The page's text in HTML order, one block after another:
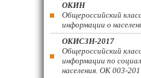
ОКИН
Общероссийский
информации о
ОКИСЗН-2017
Общероссийский
информации по
населения. ОК 003-